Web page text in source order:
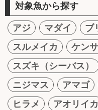
対象魚から探す
アジ マダイ ブ
スルメイカ
ケン
スズキ（シーバス）
ニジマス
アマゴ
ヒラメ
アオリイカ